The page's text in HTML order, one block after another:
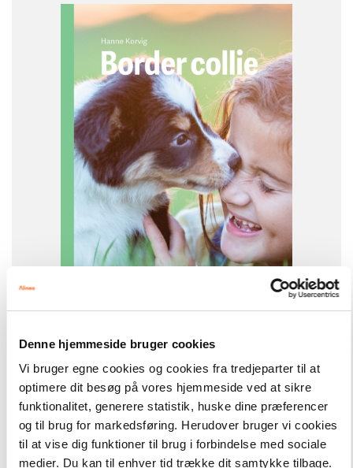
Denne hjemmeside bruger cookies
Vi bruger egne cookies og cookies fra tredjeparter til at
optimere dit besøg på vores hjemmeside ved at sikre
funktionalitet, generere statistik, huske dine præferencer
og til brug for markedsføring. Herudover bruger vi cookies
til at vise dig funktioner til brug i forbindelse med sociale
medier. Du kan til enhver tid trække dit samtykke tilbage.
1. klasse 2. klasse 3. klasse
Flergangsbog
9788723575852
Border collie, Grøn Fagklub
Hent flere